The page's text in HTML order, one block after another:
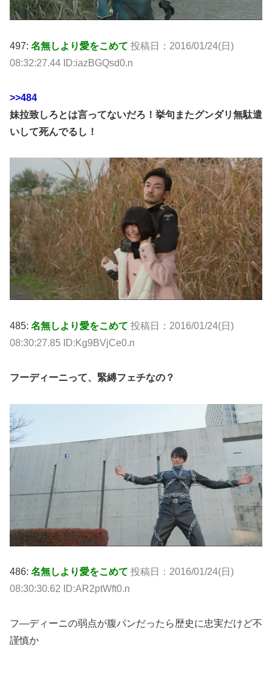
497: 名無しより愛をこめて 投稿日：2016/01/24(日)
08:32:27.44 ID:iazBGQsd0.n
>>484
妹拉致しろとは言ってないだろ！挙句またグンダリ無駄遣
いして死んでるし！
485: 名無しより愛をこめて 投稿日：2016/01/24(日)
08:30:27.85 ID:Kg9BVjCe0.n
フーディーニって、緊縛フェチなの？
486: 名無しより愛をこめて 投稿日：2016/01/24(日)
08:30:30.62 ID:AR2ptWft0.n
フ―ディーニの弱点が腹パンだったら歴史に忠実だけど不
謹慎か